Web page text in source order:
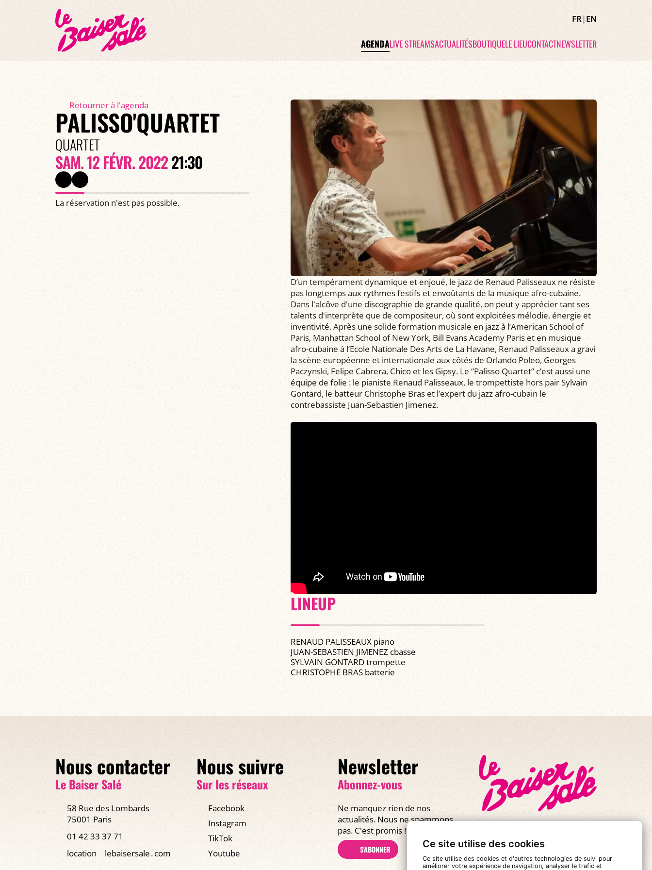
Ce site utilise des cookies
Ce site utilise des cookies et d'autres technologies de suivi pour
améliorer votre expérience de navigation, analyser le trafic et
FR|EN
AGENDALIVE STREAMSACTUALITÉSBOUTIQUELE LIEUCONTACTNEWSLETTER
Retourner à l'agenda
PALISSO'QUARTET
QUARTET
SAM. 12 FÉVR. 202221:30
La réservation n'est pas possible.
D’un tempérament dynamique et enjoué, le jazz de Renaud Palisseaux ne résiste
pas longtemps aux rythmes festifs et envoûtants de la musique afro-cubaine.
Dans l'alcôve d'une discographie de grande qualité, on peut y apprécier tant ses
talents d'interprète que de compositeur, où sont exploitées mélodie, énergie et
inventivité. Après une solide formation musicale en jazz à l’American School of
Paris, Manhattan School of New York, Bill Evans Academy Paris et en musique
afro-cubaine à l’Ecole Nationale Des Arts de La Havane, Renaud Palisseaux a gravi
la scène européenne et internationale aux côtés de Orlando Poleo, Georges
Paczynski, Felipe Cabrera, Chico et les Gipsy. Le “Palisso Quartet” c’est aussi une
équipe de folie : le pianiste Renaud Palisseaux, le trompettiste hors pair Sylvain
Gontard, le batteur Christophe Bras et l’expert du jazz afro-cubain le
contrebassiste Juan-Sebastien Jimenez.
LINEUP
RENAUD PALISSEAUX piano
JUAN-SEBASTIEN JIMENEZ cbasse
SYLVAIN GONTARD trompette
CHRISTOPHE BRAS batterie
Nous contacter
Le Baiser Salé
58 Rue des Lombards
75001 Paris
01 42 33 37 71
location
lebaisersale․com
Nous suivre
Sur les réseaux
Facebook
Instagram
TikTok
Youtube
Newsletter
Abonnez-vous
Ne manquez rien de nos
actualités. Nous ne spammons
pas. C'est promis !
S'ABONNER